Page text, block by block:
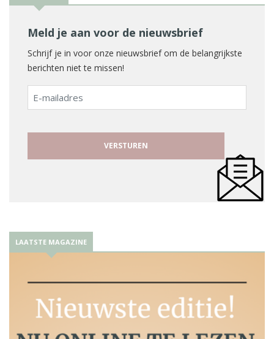
Meld je aan voor de nieuwsbrief
Schrijf je in voor onze nieuwsbrief om de belangrijkste
berichten niet te missen!
E-
mailadres
LAATSTE MAGAZINE